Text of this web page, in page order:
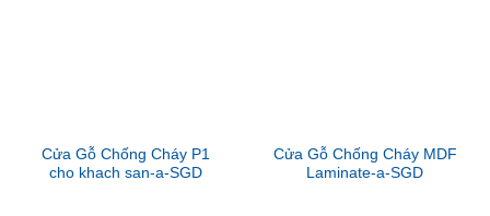
Cửa Gỗ Chống Cháy P1
cho khach san-a-SGD
Cửa Gỗ Chống Cháy MDF
Laminate-a-SGD